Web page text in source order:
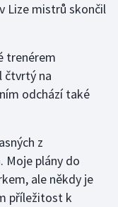
Lize mistrů skončil
trenérem
čtvrtý na
odchází také
z
Moje plány do
ale někdy je
příležitost k